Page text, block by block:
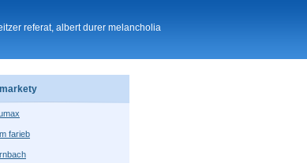
referat, albert durer melancholia
farieb